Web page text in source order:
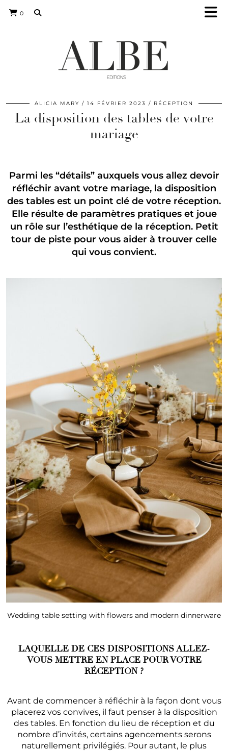
0
ALICIA MARY 14 FÉVRIER 2023 RÉCEPTION
La disposition des tables de votre
mariage
Parmi les “détails” auxquels vous allez devoir
réfléchir avant votre mariage, la disposition
des tables est un point clé de votre réception.
Elle résulte de paramètres pratiques et joue
un rôle sur l’esthétique de la réception. Petit
tour de piste pour vous aider à trouver celle
qui vous convient.
Wedding table setting with flowers and modern dinnerware
LAQUELLE DE CES DISPOSITIONS ALLEZ-
VOUS METTRE EN PLACE POUR VOTRE
RÉCEPTION ?
Avant de commencer à réfléchir à la façon dont vous
placerez vos convives, il faut penser à la disposition
des tables. En fonction du lieu de réception et du
nombre d’invités, certains agencements serons
naturellement privilégiés. Pour autant, le plus